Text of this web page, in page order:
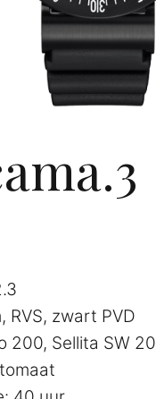
RVS, zwart PVD
200, Sellita SW